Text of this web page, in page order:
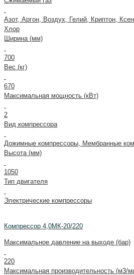
Азот, Аргон, Воздух, Гелий, Криптон,
Хлор
Ширина (мм)
700
Вес (кг)
670
Максимальная мощность (кВт)
2
Вид компрессора
Дожимные компрессоры, Мембранные
Высота (мм)
1050
Тип двигателя
Электрические компрессоры
Компрессор 4,0МК-20/220
Максимальное давление на выходе (бар)
220
Максимальная производительность (м3/